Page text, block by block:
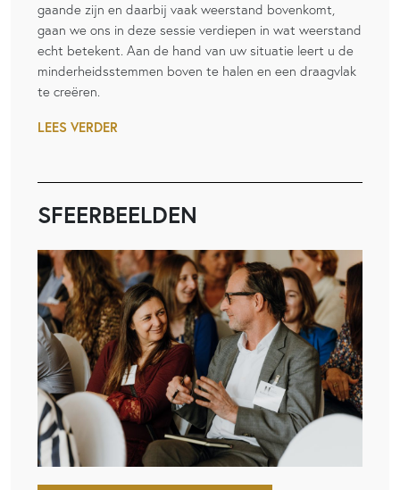
gaande zijn en daarbij vaak weerstand bovenkomt,
gaan we ons in deze sessie verdiepen in wat weerstand
echt betekent. Aan de hand van uw situatie leert u de
minderheidsstemmen boven te halen en een draagvlak
te creëren.
LEES VERDER
SFEERBEELDEN